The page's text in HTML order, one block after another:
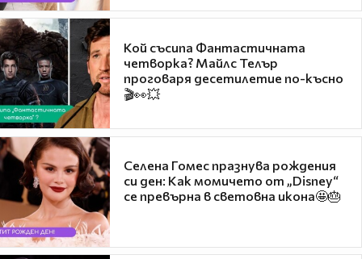
Кой съсипа Фантастичната
четворка? Майлс Телър
проговаря десетилетие по-късно
🎬👀💥
Селена Гомес празнува рождения
си ден: Как момичето от „Disney“
се превърна в световна икона🤩🎂